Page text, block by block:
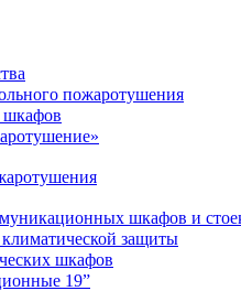
пожаротушения
шкафов
шкафов и
защиты
шкафов
19”